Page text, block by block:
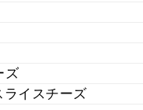
ズ
ライスチーズ